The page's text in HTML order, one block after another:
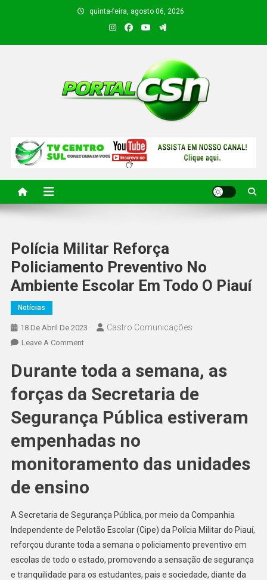
quinta-feira, agosto 06, 2026
PORTAL CSN
Polícia Militar Reforça
Policiamento Preventivo No
Ambiente Escolar Em Todo O Piauí
Notícias
18 De Abril De 2023 Castro Comunicações
Leave A Comment
Durante toda a semana, as
forças da Secretaria de
Segurança Pública estiveram
empenhadas no
monitoramento das unidades
de ensino
A Secretaria de Segurança Pública, por meio da Companhia
Independente de Pelotão Escolar (Cipe) da Polícia Militar do Piauí,
reforçou durante toda a semana o policiamento preventivo em
escolas de todo o estado, promovendo a sensação de segurança
e tranquilidade para os estudantes, pais e sociedade, diante da